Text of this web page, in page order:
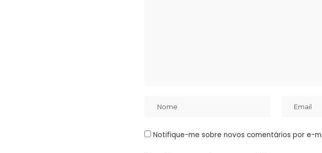
Notifique-me sobre novos comentários por e-